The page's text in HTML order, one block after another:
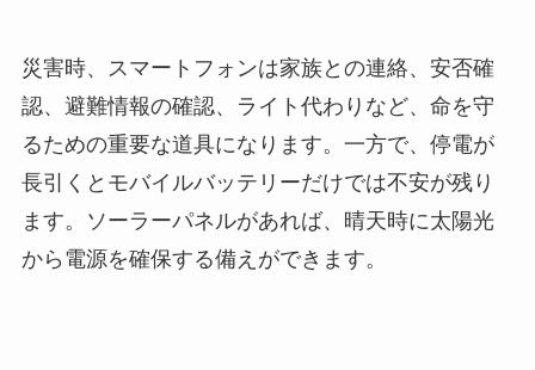
災害時、スマートフォンは家族との連絡、安否確
認、避難情報の確認、ライト代わりなど、命を守
るための重要な道具になります。一方で、停電が
長引くとモバイルバッテリーだけでは不安が残り
ます。ソーラーパネルがあれば、晴天時に太陽光
から電源を確保する備えができます。